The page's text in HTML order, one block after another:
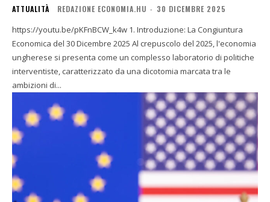
ATTUALITÀ REDAZIONE ECONOMIA.HU - 30 DICEMBRE 2025
https://youtu.be/pKFnBCW_k4w 1. Introduzione: La Congiuntura
Economica del 30 Dicembre 2025 Al crepuscolo del 2025, l'economia
ungherese si presenta come un complesso laboratorio di politiche
interventiste, caratterizzato da una dicotomia marcata tra le
ambizioni di...